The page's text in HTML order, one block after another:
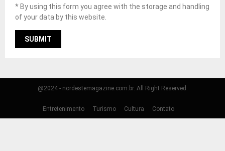
* By using this form you agree with the storage and handling
of your data by this website.
@2024 - nordestemagazine.com.br. All Right Reserved.
Entretenimento Turismo Cultura Contato